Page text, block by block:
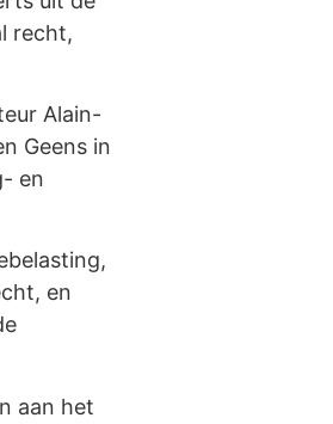
recht,
Alain-
Geens in
en
en
aan het